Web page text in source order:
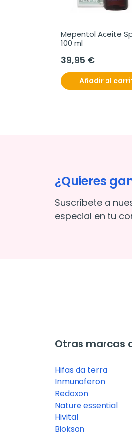
Mepentol Aceite
100 ml
39,95 €
Añadir al
¿Quieres
Suscríbete a
especial en tu
Otras marcas
Hifas da terra
Inmunoferon
Redoxon
Nature essential
Hivital
Bioksan